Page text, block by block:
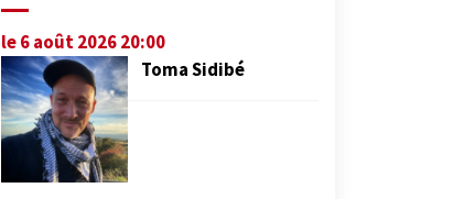
le 6 août 2026 20:00
Toma Sidibé